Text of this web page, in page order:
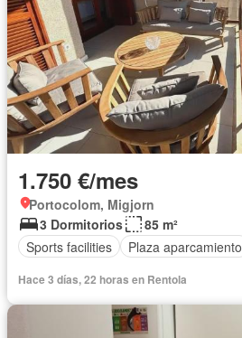
1.750 €/mes
Portocolom, Migjorn
3 Dormitorios
85 m²
Sports facilities
Plaza aparcamiento
Hace 3 días, 22 horas en Rentola